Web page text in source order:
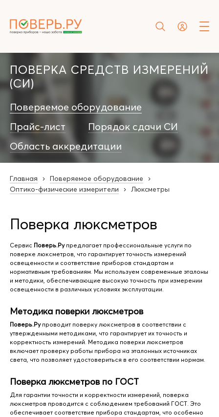
ПОВЕРКА СРЕДСТВ ИЗМЕРЕНИЙ
(СИ)
Поверяемое оборудование
Прайс-лист
Порядок сдачи СИ
Область аккредитации
Главная
Поверяемое оборудование
Оптико-физические измерители
Люксметры
Поверка люксметров
Сервис Поверь.Рупредлагает профессиональные услуги по
поверке люксметров, что гарантирует точность измерений
освещенности и соответствие приборов стандартам и
нормативным требованиям. Мы используем современные эталоны
и методики, обеспечивающие высокую точность при измерении
освещенности в различных условиях эксплуатации.
Методика поверки люксметров
Поверь.Рупроводит поверку люксметров в соответствии с
утвержденными методиками, что гарантирует их точность и
корректность измерений. Методика поверки люксметров
включает проверку работы прибора на эталонных источниках
света, что позволяет удостовериться в его соответствии нормам.
Поверка люксметров по ГОСТ
Для гарантии точности и корректности измерений, поверка
люксметров проводится с соблюдением требований ГОСТ. Это
обеспечивает соответствие прибора стандартам, что особенно